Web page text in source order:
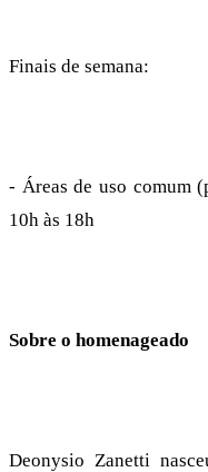
Finais de semana:
- Áreas de uso comum
10h às 18h
Sobre o homenageado
Deonysio Zanetti